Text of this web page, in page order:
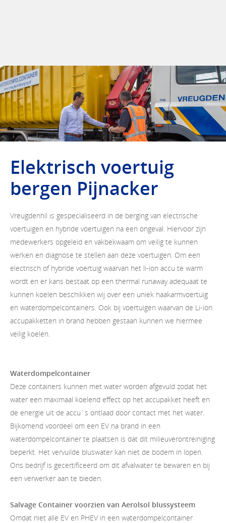
Elektrisch voertuig
bergen Pijnacker
Vreugdenhil is gespecialiseerd in de berging van electrische
voertuigen en hybride voertuigen na een ongeval. Hiervoor zijn
medewerkers opgeleid en vakbekwaam om veilig te kunnen
werken en diagnose te stellen aan deze voertuigen. Om een
electrisch of hybride voertuig waarvan het li-ion accu te warm
wordt en er kans bestaat op een thermal runaway adequaat te
kunnen koelen beschikken wij over een uniek haakarmvoertuig
en waterdompelcontainers. Ook bij voertuigen waarvan de Li-ion
accupakketten in brand hebben gestaan kunnen we hiermee
veilig koelen.
Waterdompelcontainer
Deze containers kunnen met water worden afgevuld zodat het
water een maximaal koelend effect op het accupakket heeft en
de energie uit de accu`s ontlaad door contact met het water.
Bijkomend voordeel om een EV na brand in een
waterdompelcontainer te plaatsen is dat dit milieuverontreiniging
beperkt. Het vervuilde bluswater kan niet de bodem in lopen.
Ons bedrijf is gecertificeerd om dit afvalwater te bewaren en bij
een verwerker aan te bieden.
Salvage Container voorzien van Aerolsol blussysteem
Omdat niet alle EV en PHEV in een waterdompelcontainer